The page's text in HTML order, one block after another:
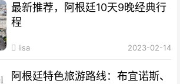
最新推荐，阿根廷10天9晚经典行
程
lisa 2023-02-14
阿根廷特色旅游路线：布宜诺斯、